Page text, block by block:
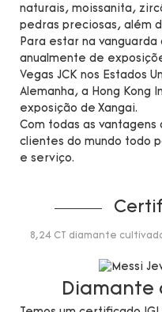
naturais, moissanita,
pedras preciosas, além
Para estar na
anualmente de
Vegas JCK nos Estados
Alemanha, a Hong Kong
exposição de Xangai.
Com todas as
clientes do mundo todo
e serviço.
8,24 CT diamante
Diamante